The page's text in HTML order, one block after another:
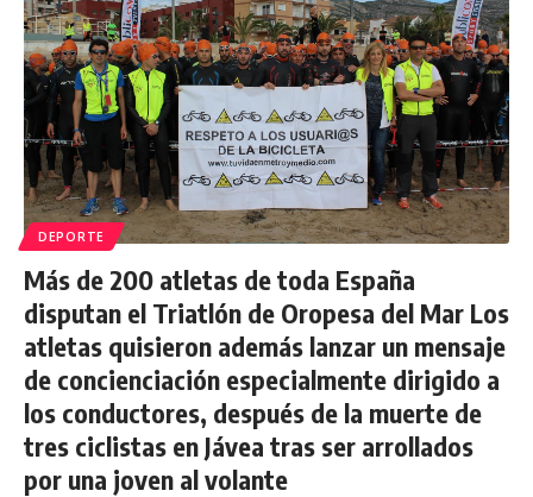
DEPORTE
Más de 200 atletas de toda España
disputan el Triatlón de Oropesa del Mar Los
atletas quisieron además lanzar un mensaje
de concienciación especialmente dirigido a
los conductores, después de la muerte de
tres ciclistas en Jávea tras ser arrollados
por una joven al volante